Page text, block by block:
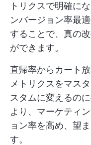
トリクスで明確に
ンバージョン率最
することで、真の
ができます。
直帰率からカート
メトリクスをマス
スタムに変えるの
より、マーケティ
ョン率を高め、望
す。